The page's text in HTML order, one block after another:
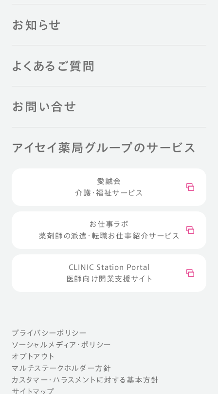
お知らせ
よくあるご質問
お問い合せ
アイセイ薬局グループのサービス
愛誠会
介護・福祉サービス
お仕事ラボ
薬剤師の派遣・転職お仕事紹介サービス
CLINIC Station Portal
医師向け開業支援サイト
プライバシーポリシー
ソーシャルメディア・ポリシー
オプトアウト
マルチステークホルダー方針
カスタマー・ハラスメントに対する基本方針
サイトマップ